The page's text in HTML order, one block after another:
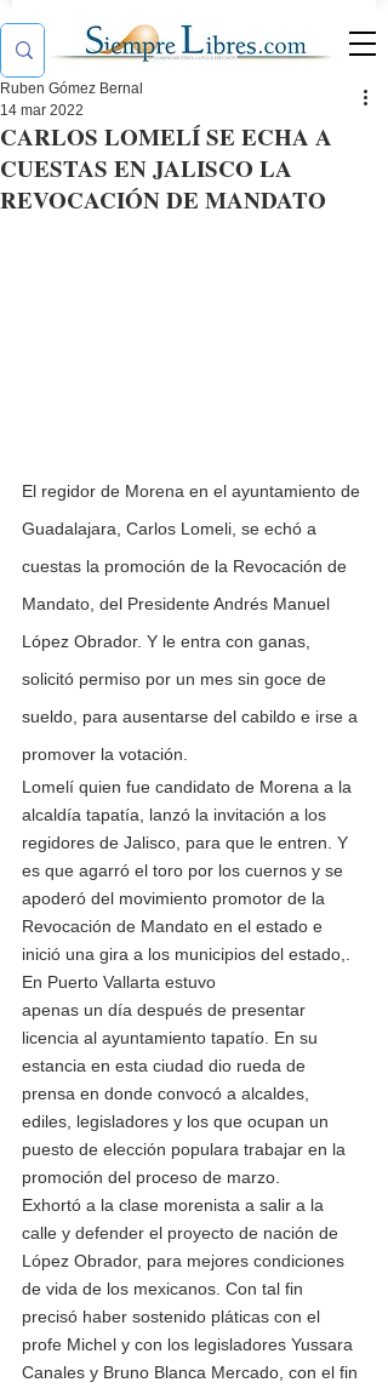
CARLOS LOMELÍ SE ECHA A
CUESTAS EN JALISCO LA
REVOCACIÓN DE MANDATO
Ruben Gómez Bernal
14 mar 2022
El regidor de Morena en el ayuntamiento de
Guadalajara, Carlos Lomeli, se echó a
cuestas la promoción de la Revocación de
Mandato, del Presidente Andrés Manuel
López Obrador. Y le entra con ganas,
solicitó permiso por un mes sin goce de
sueldo, para ausentarse del cabildo e irse a
promover la votación.
Lomelí quien fue candidato de Morena a la
alcaldía tapatía, lanzó la invitación a los
regidores de Jalisco, para que le entren. Y
es que agarró el toro por los cuernos y se
apoderó del movimiento promotor de la
Revocación de Mandato en el estado e
inició una gira a los municipios del estado,.
En Puerto Vallarta estuvo
apenas un día después de presentar
licencia al ayuntamiento tapatío. En su
estancia en esta ciudad dio rueda de
prensa en donde convocó a alcaldes,
ediles, legisladores y los que ocupan un
puesto de elección populara trabajar en la
promoción del proceso de marzo.
Exhortó a la clase morenista a salir a la
calle y defender el proyecto de nación de
López Obrador, para mejores condiciones
de vida de los mexicanos. Con tal fin
precisó haber sostenido pláticas con el
profe Michel y con los legisladores Yussara
Canales y Bruno Blanca Mercado, con el fin